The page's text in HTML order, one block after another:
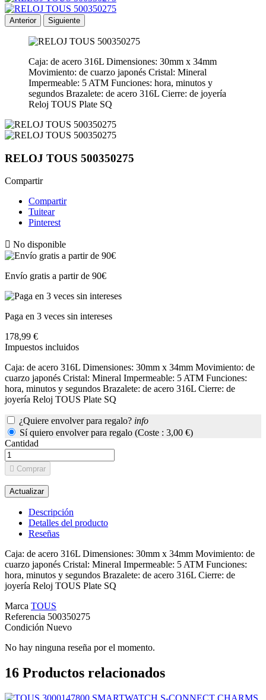
Anterior Siguiente
Caja: de acero 316L Dimensiones: 30mm x 34mm
Movimiento: de cuarzo japonés Cristal: Mineral
Impermeable: 5 ATM Funciones: hora, minutos y
segundos Brazalete: de acero 316L Cierre: de joyería
Reloj TOUS Plate SQ
RELOJ TOUS 500350275
Compartir
Compartir
Tuitear
Pinterest
 No disponible
Envío gratis a partir de 90€
Paga en 3 veces sin intereses
178,99 €
Impuestos incluidos
Caja: de acero 316L Dimensiones: 30mm x 34mm Movimiento: de
cuarzo japonés Cristal: Mineral Impermeable: 5 ATM Funciones:
hora, minutos y segundos Brazalete: de acero 316L Cierre: de
joyería Reloj TOUS Plate SQ
¿Quiere envolver para regalo? info
Sí quiero envolver para regalo (Coste : 3,00 €)
Cantidad
 Comprar
Descripción
Detalles del producto
Reseñas
Caja: de acero 316L Dimensiones: 30mm x 34mm Movimiento: de
cuarzo japonés Cristal: Mineral Impermeable: 5 ATM Funciones:
hora, minutos y segundos Brazalete: de acero 316L Cierre: de
joyería Reloj TOUS Plate SQ
Marca TOUS
Referencia 500350275
Condición Nuevo
No hay ninguna reseña por el momento.
16 Productos relacionados